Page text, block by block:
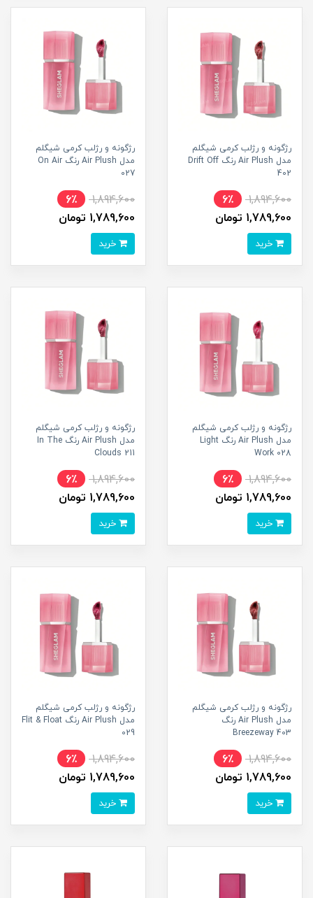
رژگونه و رژلب کرمی شیگلم
مدل Air Plush رنگ Drift Off
402
1,894,600
6٪
1,789,600 تومان
رژگونه و رژلب کرمی شیگلم
مدل Air Plush رنگ On Air
027
1,894,600
6٪
1,789,600 تومان
رژگونه و رژلب کرمی شیگلم
مدل Air Plush رنگ Light
Work 028
1,894,600
6٪
1,789,600 تومان
رژگونه و رژلب کرمی شیگلم
مدل Air Plush رنگ In The
Clouds 211
1,894,600
6٪
1,789,600 تومان
رژگونه و رژلب کرمی شیگلم
مدل Air Plush رنگ
Breezeway 403
1,894,600
6٪
1,789,600 تومان
رژگونه و رژلب کرمی شیگلم
مدل Air Plush رنگ Flit & Float
029
1,894,600
6٪
1,789,600 تومان